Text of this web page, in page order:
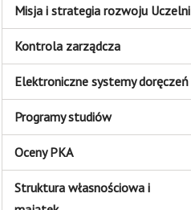
Misja i strategia rozwoju Uczelni
Kontrola zarządcza
Elektroniczne systemy doręczeń
Programy studiów
Oceny PKA
Struktura własnościowa i